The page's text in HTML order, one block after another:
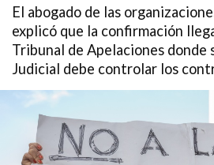
El abogado de las
explicó que la confirmación
Tribunal de Apelaciones donde
Judicial debe controlar los